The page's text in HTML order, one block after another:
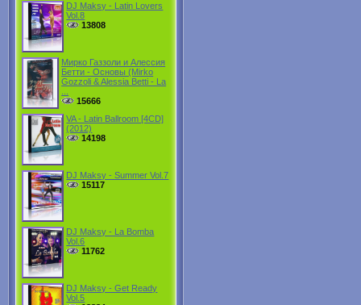
DJ Maksy - Latin Lovers
Vol.8
13808
Мирко Газзоли и Алессия
Бетти - Основы (Mirko
Gozzoli & Alessia Betti - La
15666
VA - Latin Ballroom [4CD]
(2012)
14198
DJ Maksy - Summer Vol.7
15117
DJ Maksy - La Bomba
Vol.6
11762
DJ Maksy - Get Ready
Vol.5